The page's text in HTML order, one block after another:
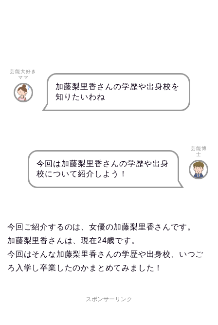
芸能大好き
ママ
加藤梨里香さんの学歴や出身校を
知りたいわね
今回は加藤梨里香さんの学歴や出身
校について紹介しよう！
芸能博
士
今回ご紹介するのは、女優の加藤梨里香さんです。
加藤梨里香さんは、現在24歳です。
今回はそんな加藤梨里香さんの学歴や出身校、いつご
ろ入学し卒業したのかまとめてみました！
スポンサーリンク